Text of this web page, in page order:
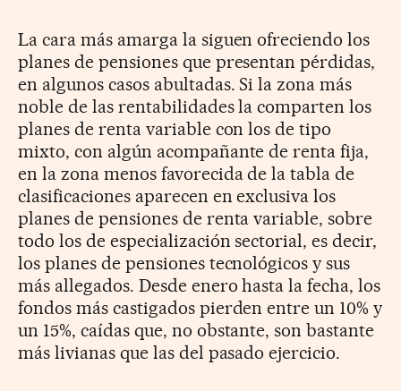
La cara más amarga la siguen ofreciendo los
planes de pensiones que presentan pérdidas,
en algunos casos abultadas. Si la zona más
noble de las rentabilidades la comparten los
planes de renta variable con los de tipo
mixto, con algún acompañante de renta fija,
en la zona menos favorecida de la tabla de
clasificaciones aparecen en exclusiva los
planes de pensiones de renta variable, sobre
todo los de especialización sectorial, es decir,
los planes de pensiones tecnológicos y sus
más allegados. Desde enero hasta la fecha, los
fondos más castigados pierden entre un 10% y
un 15%, caídas que, no obstante, son bastante
más livianas que las del pasado ejercicio.